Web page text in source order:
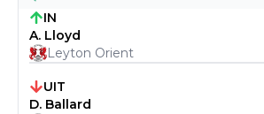
IN
A. Lloyd
Leyton Orient
UIT
D. Ballard